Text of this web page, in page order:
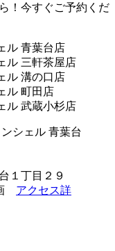
１丁目２９
アクセス詳